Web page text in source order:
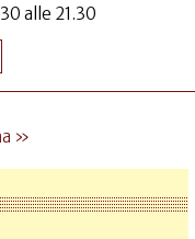
alle 21.30
»